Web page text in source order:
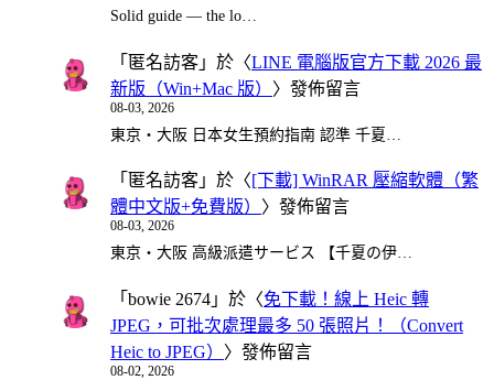
Solid guide — the lo…
「 匿名訪客 」於〈LINE 電腦版官方下載 2026 最
新版（Win+Mac 版） 〉發佈留言
08-03, 2026
東京・大阪 日本女生預約指南 認準 千夏…
「 匿名訪客 」於〈[下載] WinRAR 壓縮軟體（繁
體中文版+免費版） 〉發佈留言
08-03, 2026
東京・大阪 高級派遣サービス 【千夏の伊…
「 bowie 2674 」於〈免下載！線上 Heic 轉
JPEG，可批次處理最多 50 張照片！（Convert
Heic to JPEG） 〉發佈留言
08-02, 2026